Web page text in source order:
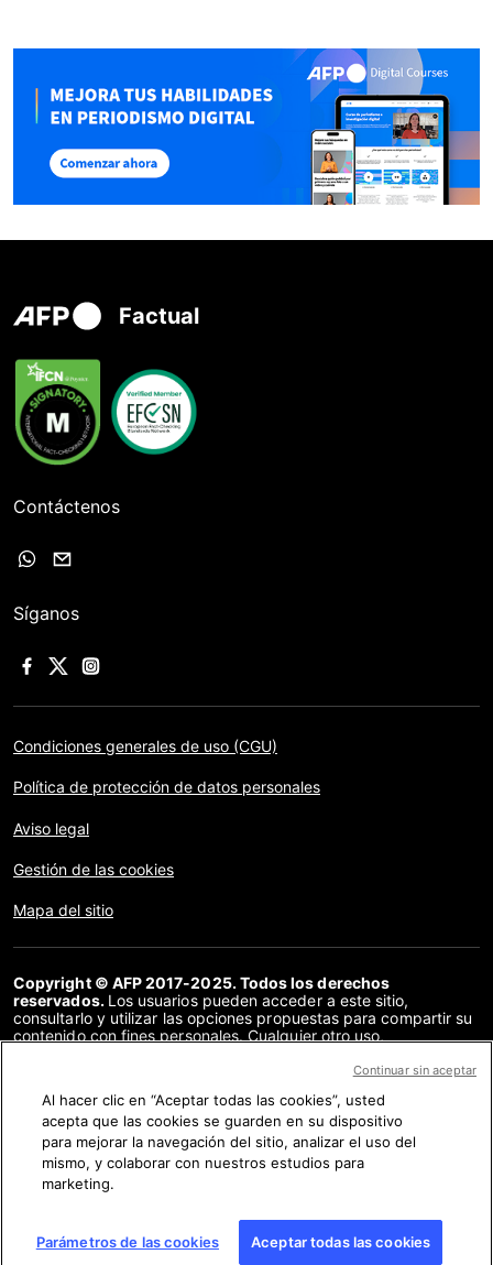
Factual
Contáctenos
Síganos
Condiciones generales de uso (CGU)
Política de protección de datos personales
Aviso legal
Gestión de las cookies
Mapa del sitio
Copyright © AFP 2017-2025. Todos los derechos
reservados. Los usuarios pueden acceder a este sitio,
consultarlo y utilizar las opciones propuestas para compartir su
contenido con fines personales. Cualquier otro uso,
distribución del contenido de este sitio, en su totalidad o en
acuerdo específico firmado con la AFP, está estrictamente
prohibido. Los elementos analizados en cada verificación se
presentan o se enlazan en tanto en cuanto son necesarios para
la correcta comprensión de la verificación en cuestión. La AFP
no cuenta con derechos sobre los autores ni sobre los
propietarios del copyright de estos contenidos de terceras
Al hacer clic en “Aceptar todas las cookies”, usted
acepta que las cookies se guarden en su dispositivo
para mejorar la navegación del sitio, analizar el uso del
mismo, y colaborar con nuestros estudios para
marketing.
Parámetros de las cookies Aceptar todas las cookies
Continuar sin aceptar